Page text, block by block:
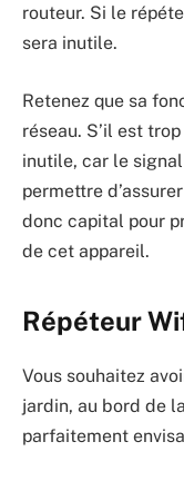
routeur. Si le
sera inutile.
Retenez que sa
réseau. S’il est
inutile, car le
permettre
donc capital pour
de cet appareil.
Répéteur
Vous souhaitez
jardin, au bord de
parfaitement